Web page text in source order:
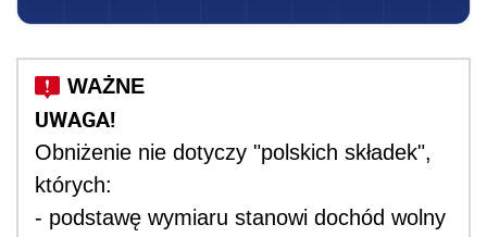
UWAGA!
Obniżenie nie dotyczy "polskich składek",
których:
- podstawę wymiaru stanowi dochód wolny